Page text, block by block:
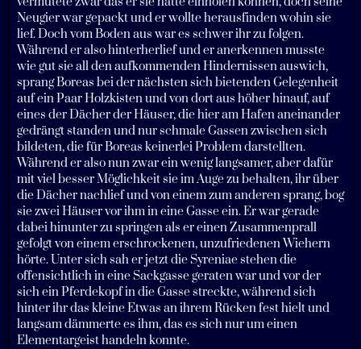
Neugier war gepackt und er wollte herausfinden wohin sie
lief. Doch vom Boden aus war es schwer ihr zu folgen.
Während er also hinterherlief und er anerkennen musste
wie gut sie all den aufkommenden Hindernissen auswich,
sprang Boreas bei der nächsten sich bietenden Gelegenheit
auf ein Paar Holzkisten und von dort aus höher hinauf, auf
eines der Dächer der Häuser, die hier am Hafen aneinander
gedrängt standen und nur schmale Gassen zwischen sich
bildeten, die für Boreas keinerlei Problem darstellten.
Während er also nun zwar ein wenig langsamer, aber dafür
mit viel besser Möglichkeit sie im Auge zu behalten, ihr über
die Dächer nachlief und von einem zum anderen sprang, bog
sie zwei Häuser vor ihm in eine Gasse ein. Er war gerade
dabei hinunter zu springen als er einen Zusammenprall
gefolgt von einem erschrockenen, unzufriedenen Wiehern
hörte. Unter sich sah er jetzt die Syreniae stehen die
offensichtlich in eine Sackgasse geraten war und vor der
sich ein Pferdekopf in die Gasse streckte, während sich
hinter ihr das kleine Etwas an ihrem Rücken fest hielt und
langsam dämmerte es ihm, das es sich nur um einen
Elementargeist handeln konnte.